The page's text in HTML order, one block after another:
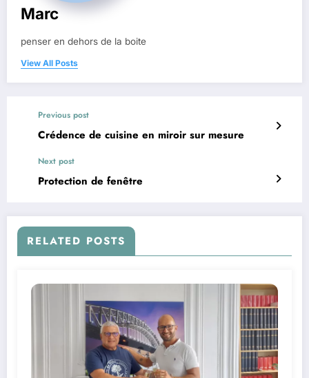
Marc
penser en dehors de la boite
View All Posts
Previous post
Crédence de cuisine en miroir sur mesure
Next post
Protection de fenêtre
RELATED POSTS